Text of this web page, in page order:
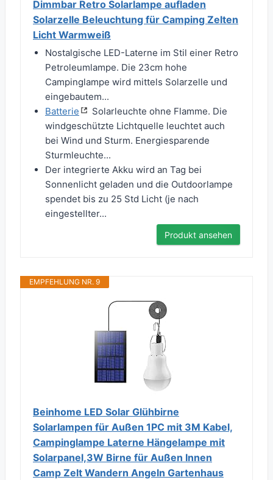
Dimmbar Retro Solarlampe aufladen
Solarzelle Beleuchtung für Camping Zelten
Licht Warmweiß
Nostalgische LED-Laterne im Stil einer Retro
Petroleumlampe. Die 23cm hohe
Campinglampe wird mittels Solarzelle und
eingebautem...
Batterie
Solarleuchte ohne Flamme. Die
windgeschützte Lichtquelle leuchtet auch
bei Wind und Sturm. Energiesparende
Sturmleuchte...
Der integrierte Akku wird an Tag bei
Sonnenlicht geladen und die Outdoorlampe
spendet bis zu 25 Std Licht (je nach
eingestellter...
Produkt ansehen
EMPFEHLUNG NR. 9
Beinhome LED Solar Glühbirne
Solarlampen für Außen 1PC mit 3M Kabel,
Campinglampe Laterne Hängelampe mit
Solarpanel,3W Birne für Außen Innen
Camp Zelt Wandern Angeln Gartenhaus